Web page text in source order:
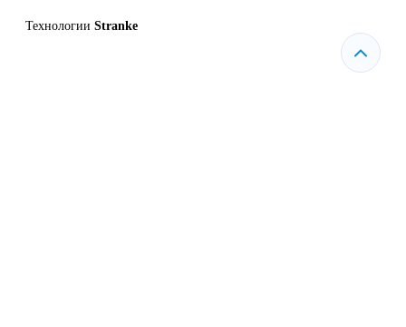
Технологии Stranke